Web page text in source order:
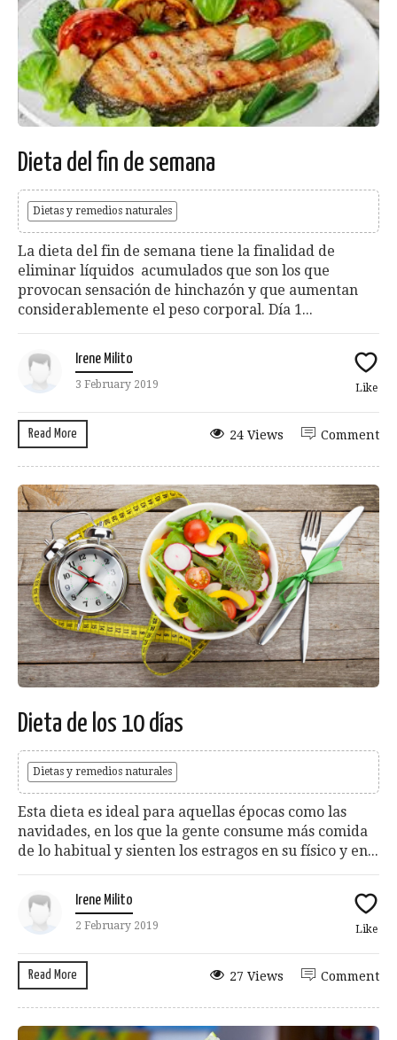
Dieta del fin de semana
Dietas y remedios naturales
La dieta del fin de semana tiene la finalidad de
eliminar líquidos acumulados que son los que
provocan sensación de hinchazón y que aumentan
considerablemente el peso corporal. Día 1...
Irene Milito
3 February 2019 Like
Read More Comment
24 Views
Dieta de los 10 días
Dietas y remedios naturales
Esta dieta es ideal para aquellas épocas como las
navidades, en los que la gente consume más comida
de lo habitual y sienten los estragos en su físico y en...
Irene Milito
2 February 2019 Like
Read More Comment
27 Views